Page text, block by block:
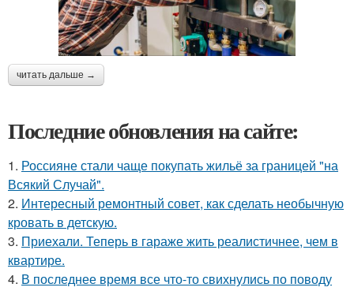
читать дальше →
Последние обновления на сайте:
1. Россияне стали чаще покупать жильё за границей "на
Всякий Случай".
2. Интересный ремонтный совет, как сделать необычную
кровать в детскую.
3. Приехали. Теперь в гараже жить реалистичнее, чем в
квартире.
4. В последнее время все что-то свихнулись по поводу